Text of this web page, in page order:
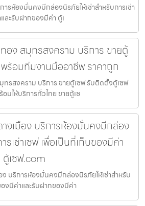
รห้องมั่นคงมีกล่องนิรภัยให้เช่าสำหรับการเช่า
ละรับฝากของมีค่า ตู้เ
อง สมุทรสงคราม บริการ ขายตู้
ร้อมทีมงานมืออาชีพ ราคาถูก
ทรสงคราม บริการ ขายตู้เซฟ รับติดตั้งตู้เซฟ
ให้บริการทั่วไทย ขายตู้เซ
งเมือง บริการห้องมั่นคงมีกล่อง
รเช่าเซฟ เพื่อเป็นที่เก็บของมีค่า
เซฟ.com
บริการห้องมั่นคงมีกล่องนิรภัยให้เช่าสำหรับ
องมีค่าและรับฝากของมีค่า